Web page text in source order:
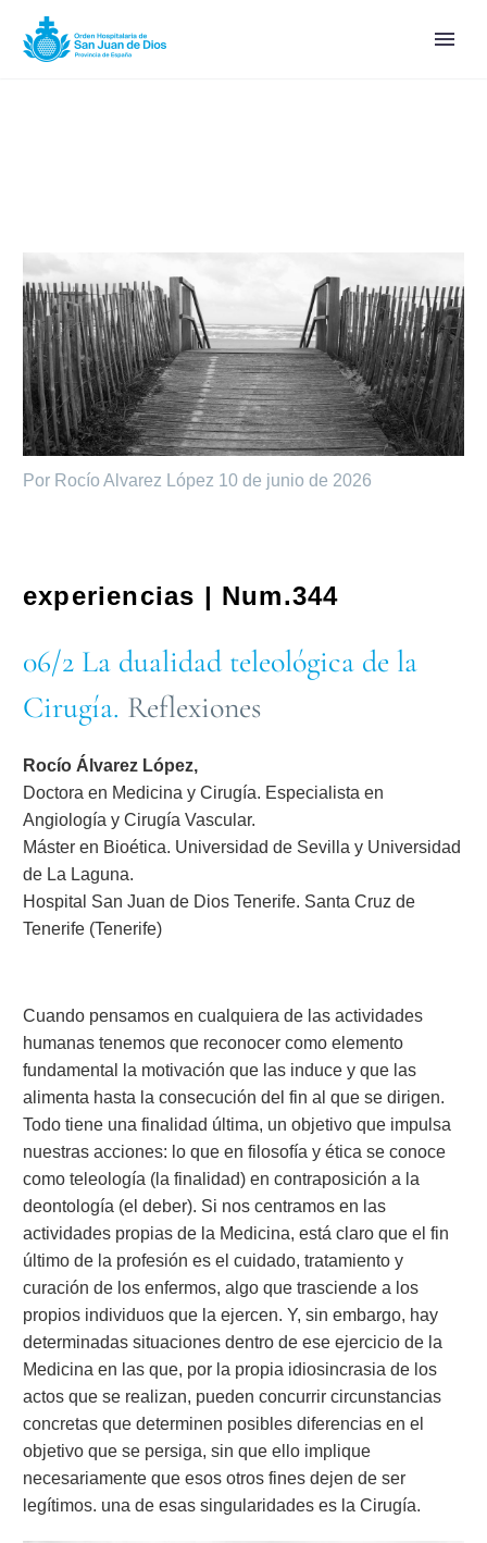
Por Rocío Alvarez López 10 de junio de 2026
experiencias | Num.344
06/2 La dualidad teleológica de la
Cirugía. Reflexiones
Rocío Álvarez López,
Doctora en Medicina y Cirugía. Especialista en
Angiología y Cirugía Vascular.
Máster en Bioética. Universidad de Sevilla y Universidad
de La Laguna.
Hospital San Juan de Dios Tenerife. Santa Cruz de
Tenerife (Tenerife)
Cuando pensamos en cualquiera de las actividades
humanas tenemos que reconocer como elemento
fundamental la motivación que las induce y que las
alimenta hasta la consecución del fin al que se dirigen.
Todo tiene una finalidad última, un objetivo que impulsa
nuestras acciones: lo que en filosofía y ética se conoce
como teleología (la finalidad) en contraposición a la
deontología (el deber). Si nos centramos en las
actividades propias de la Medicina, está claro que el fin
último de la profesión es el cuidado, tratamiento y
curación de los enfermos, algo que trasciende a los
propios individuos que la ejercen. Y, sin embargo, hay
determinadas situaciones dentro de ese ejercicio de la
Medicina en las que, por la propia idiosincrasia de los
actos que se realizan, pueden concurrir circunstancias
concretas que determinen posibles diferencias en el
objetivo que se persiga, sin que ello implique
necesariamente que esos otros fines dejen de ser
legítimos. una de esas singularidades es la Cirugía.